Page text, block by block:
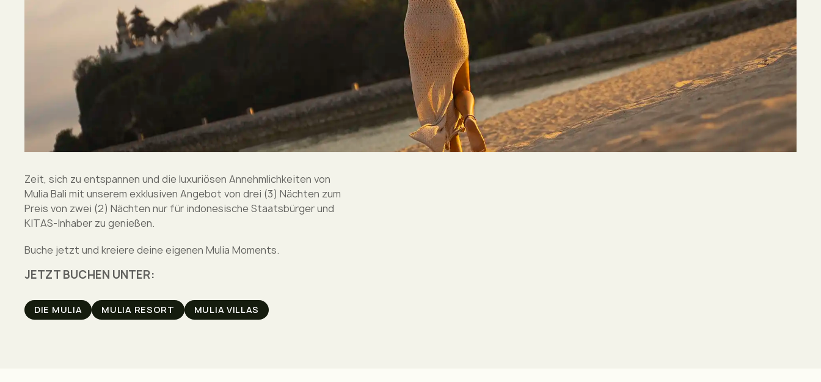
Zeit, sich zu entspannen und die luxuriösen Annehmlichkeiten von
Mulia Bali mit unserem exklusiven Angebot von drei (3) Nächten zum
Preis von zwei (2) Nächten nur für indonesische Staatsbürger und
KITAS-Inhaber zu genießen.
Buche jetzt und kreiere deine eigenen Mulia Moments.
JETZT BUCHEN UNTER:
DIE MULIA MULIA RESORT MULIA VILLAS